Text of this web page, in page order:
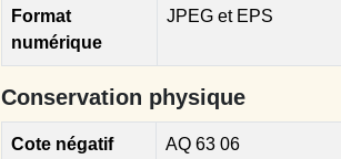
Format
numérique
JPEG et EPS
Conservation physique
Cote négatif
AQ 63 06